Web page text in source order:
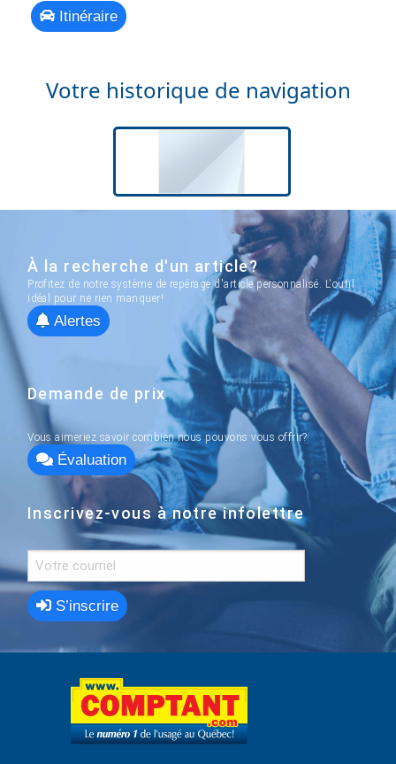
Itinéraire
Votre historique de navigation
À la recherche d'un article?
Profitez de notre système de repérage d'article personnalisé. L'outil
idéal pour ne rien manquer!
Alertes
Demande de prix
Vous aimeriez savoir combien nous pouvons vous offrir?
Évaluation
Inscrivez-vous à notre infolettre
S’inscrire